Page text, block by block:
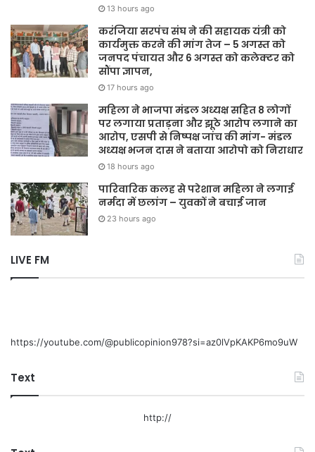
13 hours ago
करंजिया सरपंच संघ ने की सहायक यंत्री को
कार्यमुक्त करने की मांग तेज – 5 अगस्त को
जनपद पंचायत और 6 अगस्त को कलेक्टर को
सौंपा ज्ञापन,
17 hours ago
महिला ने भाजपा मंडल अध्यक्ष सहित 8 लोगों
पर लगाया प्रताड़ना और झूठे आरोप लगाने का
आरोप, एसपी से निष्पक्ष जांच की मांग- मंडल
अध्यक्ष भजन दास ने बताया आरोपो को निराधार
18 hours ago
पारिवारिक कलह से परेशान महिला ने लगाई
नर्मदा में छलांग – युवकों ने बचाई जान
23 hours ago
LIVE FM
https://youtube.com/@publicopinion978?si=az0lVpKAKP6mo9uW
Text
http://